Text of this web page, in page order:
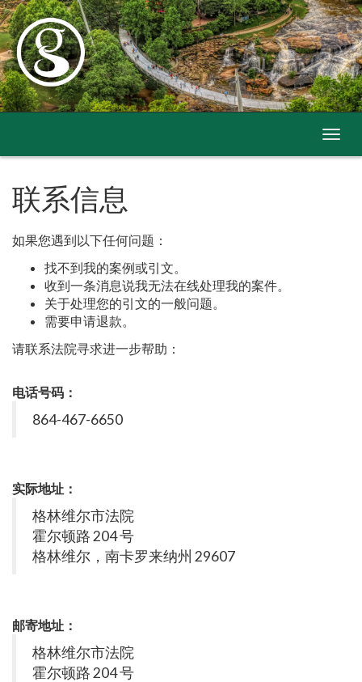
Skip
to
Content
切
联系信息
如果您遇到以下任何问题：
找不到我的案例或引文。
收到一条消息说我无法在线处理我的案件。
关于处理您的引文的一般问题。
需要申请退款。
请联系法院寻求进一步帮助：
电话号码：
864-467-6650
实际地址：
格林维尔市法院
霍尔顿路 204 号
格林维尔，南卡罗来纳州 29607
邮寄地址：
格林维尔市法院
霍尔顿路 204 号